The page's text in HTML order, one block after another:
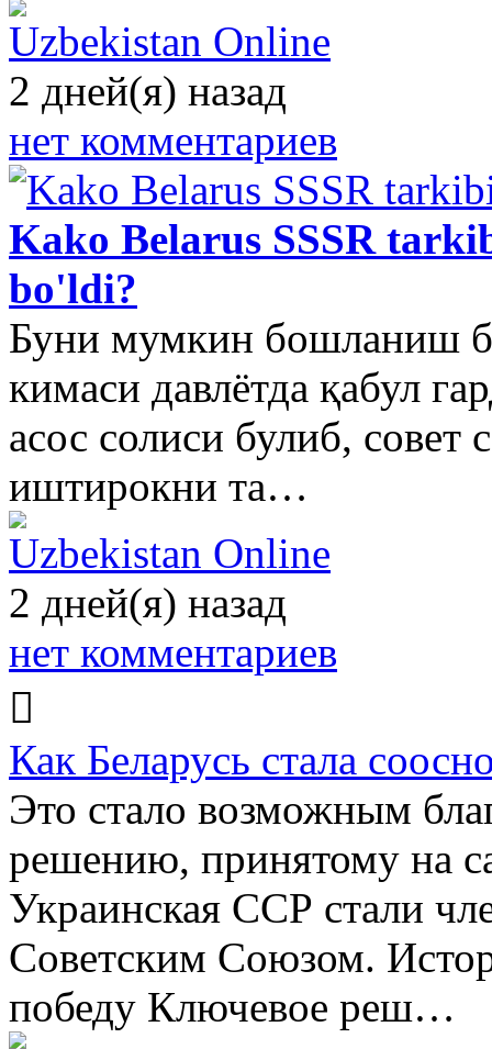
Uzbekistan Online
2 дней(я) назад
нет комментариев
Kako Belarus SSSR
bo'ldi?
Буни мумкин бошланиш
кимаси давлётда қабул
асос солиси булиб,
иштирокни та…
Uzbekistan Online
2 дней(я) назад
нет комментариев
Как Беларусь стала
Это стало возможным
решению, принятому на
Украинская ССР стали
Советским Союзом.
победу Ключевое реш…